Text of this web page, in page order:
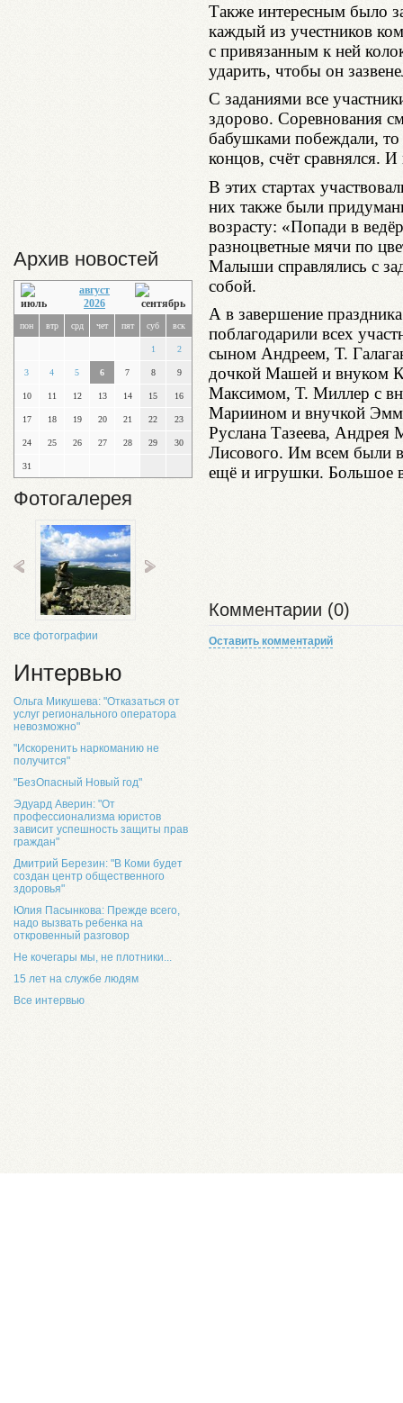
Архив новостей
август
2026
пон втр срд чет пят суб вск
1 2
3 4 5 6 7 8 9
10 11 12 13 14 15 16
17 18 19 20 21 22 23
24 25 26 27 28 29 30
31
Фотогалерея
все фотографии
Интервью
Ольга Микушева: "Отказаться от
услуг регионального оператора
невозможно"
"Искоренить наркоманию не
получится"
"БезОпасный Новый год"
Эдуард Аверин: "От
профессионализма юристов
зависит успешность защиты прав
граждан"
Дмитрий Березин: "В Коми будет
создан центр общественного
здоровья"
Юлия Пасынкова: Прежде всего,
надо вызвать ребенка на
откровенный разговор
Не кочегары мы, не плотники...
15 лет на службе людям
Все интервью
Также интересным было
каждый из учестников
с привязанным к ней
ударить, чтобы он
С заданиями все
здорово. Соревнования
бабушками побеждали,
концов, счёт сравнялся.
В этих стартах
них также были
возрасту: «Попади в
разноцветные мячи по
Малыши справлялись с
собой.
А в завершение
поблагодарили всех
сыном Андреем, Т.
дочкой Машей и внуком
Максимом, Т. Миллер с
Мариином и внучкой
Руслана Тазеева,
Лисового. Им всем были
ещё и игрушки. Большое
Комментарии (0)
Оставить комментарий